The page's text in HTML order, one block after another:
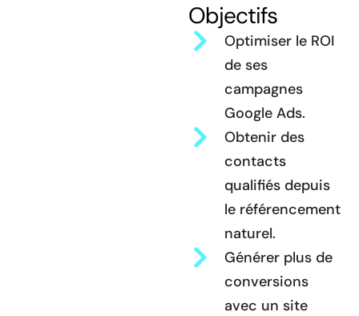
Objectifs
Optimiser le ROI
de ses
campagnes
Google Ads.
Obtenir des
contacts
qualifiés depuis
le référencement
naturel.
Générer plus de
conversions
avec un site